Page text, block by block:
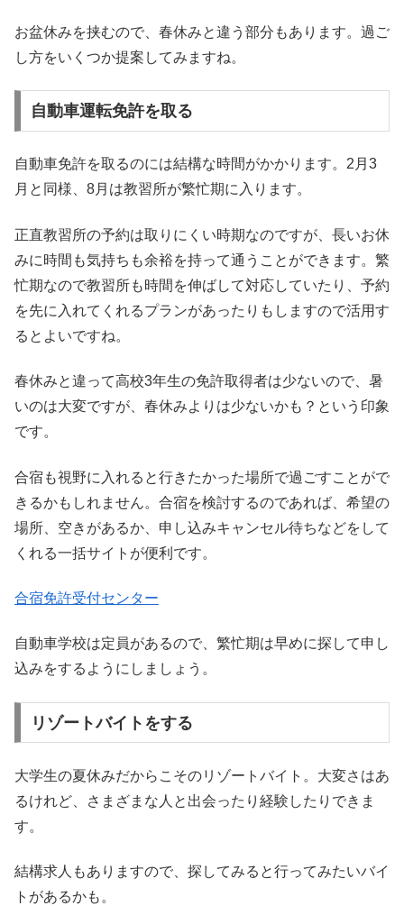
お盆休みを挟むので、春休みと違う部分もあります。過ご
し方をいくつか提案してみますね。
自動車運転免許を取る
自動車免許を取るのには結構な時間がかかります。2月3
月と同様、8月は教習所が繁忙期に入ります。
正直教習所の予約は取りにくい時期なのですが、長いお休
みに時間も気持ちも余裕を持って通うことができます。繁
忙期なので教習所も時間を伸ばして対応していたり、予約
を先に入れてくれるプランがあったりもしますので活用す
るとよいですね。
春休みと違って高校3年生の免許取得者は少ないので、暑
いのは大変ですが、春休みよりは少ないかも？という印象
です。
合宿も視野に入れると行きたかった場所で過ごすことがで
きるかもしれません。合宿を検討するのであれば、希望の
場所、空きがあるか、申し込みキャンセル待ちなどをして
くれる一括サイトが便利です。
合宿免許受付センター
自動車学校は定員があるので、繁忙期は早めに探して申し
込みをするようにしましょう。
リゾートバイトをする
大学生の夏休みだからこそのリゾートバイト。大変さはあ
るけれど、さまざまな人と出会ったり経験したりできま
す。
結構求人もありますので、探してみると行ってみたいバイ
トがあるかも。